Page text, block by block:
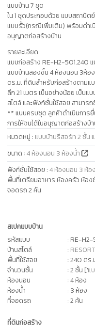
สเปคแบบบ้าน
รหัสแบบ
: RE-
บ้านสไตล์
:
พื้นที่ใช้สอย
: 240 ตร.
จำนวนชั้น
: 2 ชั้น ['แ
ห้องนอน
: 4 ห้อง
ห้องน้ำ
: 3 ห้อง
ที่จอดรถ
: 2 คัน
ที่ดินก่อสร้าง
แบบบ้าน 7 ชุด
ใน 1 ชุดประกอบด้วย แบบสถาปัต
แบบรั้ว(กรณีเพิ่มเติม) พร้อมดำเ
อนุญาตก่อสร้างบ้าน
รายละเอียด
แบบก่อสร้าง RE-H2-501.240
แบบบ้านสองชั้น 4 ห้องนอน 3ห้อ
ตร.ม. ที่ดินสำหรับก่อสร้างตามแ
ลึก 21 เมตร เป็นอย่างน้อย เป็น
สไตล์ และฟังก์ชั่นใช้สอย สามาร
** แบบครบชุด ลูกค้าดำเนินการ
การให้จนได้ใบอนุญาตก่อสร้างบ้
หมวดหมู่ : แบบบ้านรีสอร์ท 2 ชั้น
ขนาด :4 ห้องนอน 3 ห้องน้ำ
ฟังก์ชั่นใช้สอย :4 ห้องนอน 3 ห้อ
พื้นที่เตรียมอาหาร ห้องครัว ห้อง
จอดรถ 2 คัน